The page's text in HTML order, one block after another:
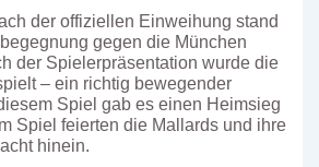
der offiziellen Einweihung stand
gegen die München
der Spielerpräsentation wurde die
– ein richtig bewegender
Spiel gab es einen Heimsieg
Spiel feierten die Mallards und ihre
hinein.